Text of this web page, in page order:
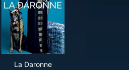
La Daronne